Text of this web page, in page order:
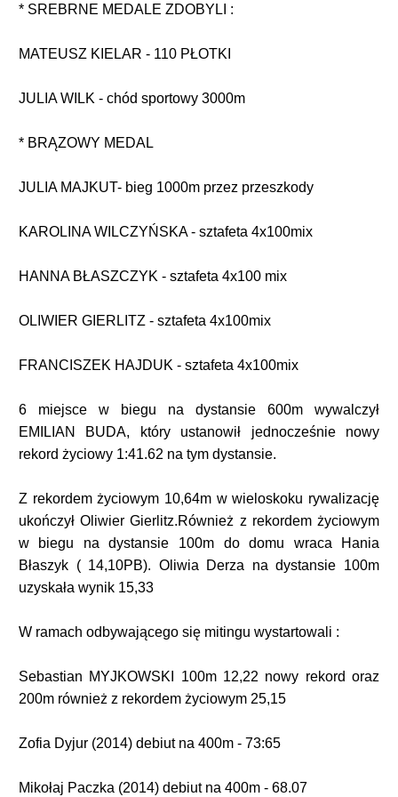
* SREBRNE MEDALE ZDOBYLI :
MATEUSZ KIELAR - 110 PŁOTKI
JULIA WILK - chód sportowy 3000m
* BRĄZOWY MEDAL
JULIA MAJKUT- bieg 1000m przez przeszkody
KAROLINA WILCZYŃSKA - sztafeta 4x100mix
HANNA BŁASZCZYK - sztafeta 4x100 mix
OLIWIER GIERLITZ - sztafeta 4x100mix
FRANCISZEK HAJDUK - sztafeta 4x100mix
6 miejsce w biegu na dystansie 600m wywalczył
EMILIAN BUDA, który ustanowił jednocześnie nowy
rekord życiowy 1:41.62 na tym dystansie.
Z rekordem życiowym 10,64m w wieloskoku rywalizację
ukończył Oliwier Gierlitz.Również z rekordem życiowym
w biegu na dystansie 100m do domu wraca Hania
Błaszyk ( 14,10PB). Oliwia Derza na dystansie 100m
uzyskała wynik 15,33
W ramach odbywającego się mitingu wystartowali :
Sebastian MYJKOWSKI 100m 12,22 nowy rekord oraz
200m również z rekordem życiowym 25,15
Zofia Dyjur (2014) debiut na 400m - 73:65
Mikołaj Paczka (2014) debiut na 400m - 68.07